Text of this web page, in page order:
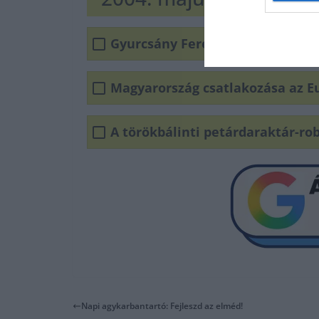
Gyurcsány Ferenc megtartja az
Magyarország csatlakozása az
A törökbálinti petárdaraktár-
Napi agykarbantartó: Fejleszd az elméd!